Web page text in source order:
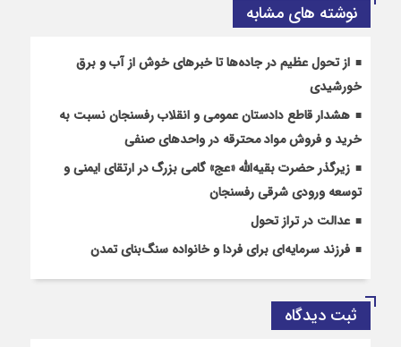
نوشته های مشابه
از تحول عظیم در جاده‌ها تا خبرهای خوش از آب و برق
خورشیدی
هشدار قاطع دادستان عمومی و انقلاب رفسنجان نسبت به
خرید و فروش مواد محترقه در واحدهای صنفی
زیرگذر حضرت بقیه‌الله «عج» گامی بزرگ در ارتقای ایمنی و
توسعه ورودی شرقی رفسنجان
عدالت در تراز تحول
فرزند سرمایه‌ای برای فردا و خانواده سنگ‌بنای تمدن
ثبت دیدگاه